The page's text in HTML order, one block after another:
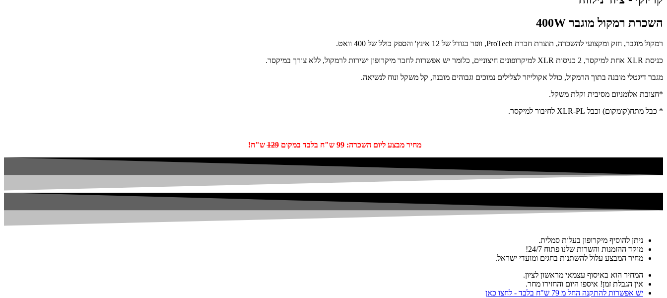
השכרת רמקול מוגבר 400W
רמקול מוגבר, חזק ומקצועי להשכרה, תוצרת חברת ProTech, וופר בגודל של 12 אינץ' והספק כולל של 400 וואט.
כניסת XLR אחת למיקסר, 2 כניסות XLR למיקרופונים חיצוניים, כלומר יש אפשרות לחבר מיקרופון ישירות לרמקול, ללא צורך במיקסר.
מגבר דיגטלי מובנה בתוך הרמקול, כולל אקולייזר לצלילים נמוכים וגבוהים מובנה, קל משקל ונוח לנשיאה.
*חצובת אלומניום מסיבית וקלת משקל.
* כבל מתח(קומקום) וכבל XLR-PL לחיבור למיקסר.
מחיר מבצע ליום השכרה: 99 ש"ח בלבד במקום 129ש"ח!
ניתן להוסיף מיקרופון בעלות סמלית.
מוקד ההזמנות והשרות שלנו פתוח 24/7!
מחיר המבצע עלול להשתנות בחגים ומועדי ישראל.
המחיר הוא באיסוף עצמאי מראשון לציון.
אין הגבלת זמן! איספו היום והחזירו מחר.
יש אפשרות להתקנה החל מ 79 ש"ח בלבד - לחצו כאן